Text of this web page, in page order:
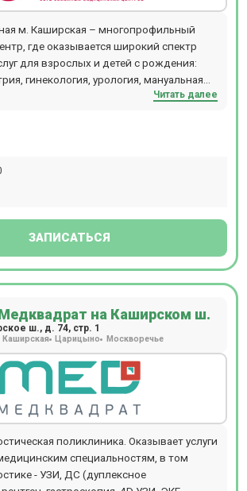
м. Каширская – многопрофильный
где оказывается широкий спектр
для взрослых и детей с рождения:
гинекология, урология, мануальная
флебология, проктология,
биопсия, допплерография,
суточное мониторирование
ЭКГ (Холтер),
метод, микробиологическая
вакцинация для взрослых и
доступен вызов на дом врача или
персонала. Детское отделение
специалистами:
офтальмологи,
и т.д. Клиника прекрасно оснащена
лечения и комфортного
Пациентам доступны годовые
рассчитанные на
Читать далее
ЗАПИСАТЬСЯ
на Каширском ш.
ш., д. 74, стр. 1
Каширская Царицыно Москворечье
поликлиника. Оказывает услуги
специальностям, в том
- УЗИ, ДС (дуплексное